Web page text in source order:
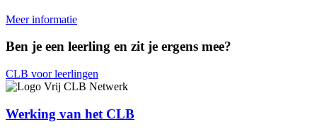
Meer informatie
Ben je een leerling en zit je ergens mee?
CLB voor leerlingen
Werking van het CLB